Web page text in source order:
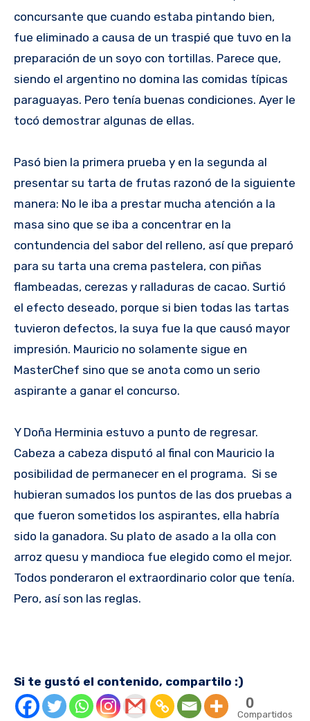
concursante que cuando estaba pintando bien,
fue eliminado a causa de un traspié que tuvo en la
preparación de un soyo con tortillas. Parece que,
siendo el argentino no domina las comidas típicas
paraguayas. Pero tenía buenas condiciones. Ayer le
tocó demostrar algunas de ellas.
Pasó bien la primera prueba y en la segunda al
presentar su tarta de frutas razonó de la siguiente
manera: No le iba a prestar mucha atención a la
masa sino que se iba a concentrar en la
contundencia del sabor del relleno, así que preparó
para su tarta una crema pastelera, con piñas
flambeadas, cerezas y ralladuras de cacao. Surtió
el efecto deseado, porque si bien todas las tartas
tuvieron defectos, la suya fue la que causó mayor
impresión. Mauricio no solamente sigue en
MasterChef sino que se anota como un serio
aspirante a ganar el concurso.
Y Doña Herminia estuvo a punto de regresar.
Cabeza a cabeza disputó al final con Mauricio la
posibilidad de permanecer en el programa. Si se
hubieran sumados los puntos de las dos pruebas a
que fueron sometidos los aspirantes, ella habría
sido la ganadora. Su plato de asado a la olla con
arroz quesu y mandioca fue elegido como el mejor.
Todos ponderaron el extraordinario color que tenía.
Pero, así son las reglas.
Si te gustó el contenido, compartilo :)
0
Compartidos